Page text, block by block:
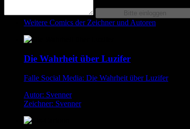
Weitere Comics der Zeichner und Autoren
Die Wahrheit über Luzifer
Falle Social Media: Die Wahrheit über Luzifer
Autor: Svenner
Zeichner: Svenner